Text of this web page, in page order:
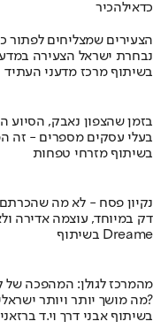
כדאילהכיר
הצעירים שמצליחים לפתור
נבחרת ישראל הצעירה
בשיתוף מרכז מדעני העתיד
בזמן שהצפון נאבק, הסיוע
בעלי עסקים מספרים - זה
בשיתוף מזרחי טפחות
נקיון פסח - לא מה שהכרתם
דק במיוחד, עוצמה אדירה
בשיתוף Dreame
מהמרכז לגולן: המהפכה של
מה מושך יותר ויותר ישראלים למטרופולין המתפתח של האזור היפה במדינה?
בשיתוף אבני דרך וי.ד ברזאני